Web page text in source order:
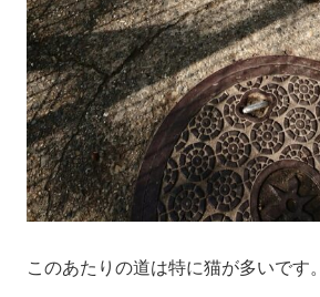
このあたりの道は特に猫が多いです。